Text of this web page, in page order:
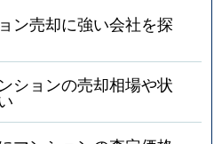
ン売却に強い会社を探
ションの売却相場や状